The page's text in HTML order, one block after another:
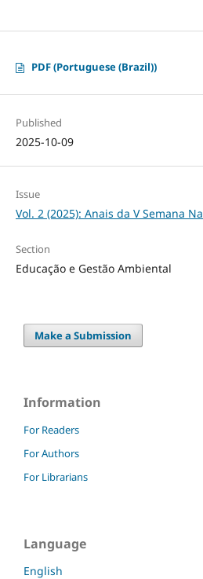
PDF (Portuguese (Brazil))
Published
2025-10-09
Issue
Vol. 2 (2025): Anais da V Semana
Section
Educação e Gestão Ambiental
Make a Submission
Information
For Readers
For Authors
For Librarians
Language
English